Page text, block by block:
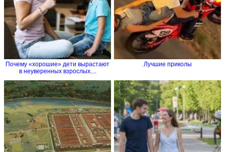
Почему «хорошие» дети вырастают
в неуверенных взрослых....
Лучшие приколы